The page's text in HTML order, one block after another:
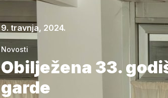
9. travnja, 2024.
Novosti
Obilježena 33.
garde